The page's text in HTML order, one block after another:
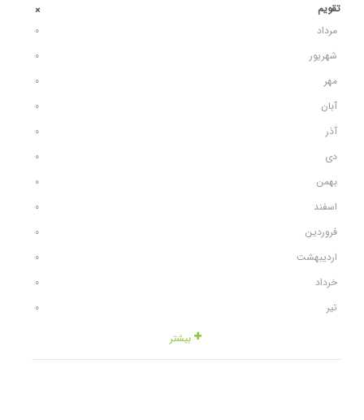
تقویم +
مرداد
٠
شهریور
٠
مهر
٠
آبان
٠
آذر
٠
دی
٠
بهمن
٠
اسفند
٠
فروردین
٠
اردیبهشت
٠
خرداد
٠
تیر
٠
بیشتر